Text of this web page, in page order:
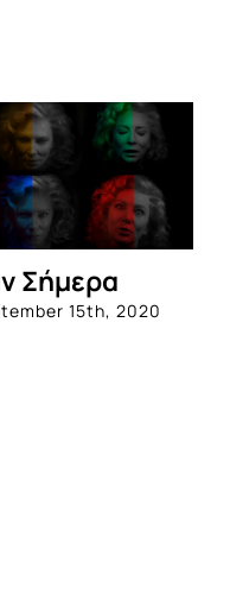
Σήμερα
15th, 2020